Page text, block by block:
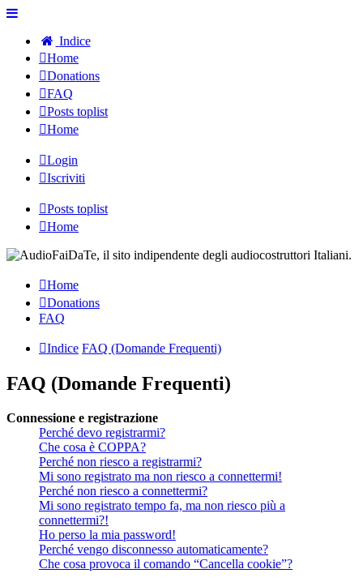
Indice
Home
Donations
FAQ
Posts toplist
Home
Login
Iscriviti
Posts toplist
Home
Home
Donations
FAQ
Indice FAQ (Domande Frequenti)
FAQ (Domande Frequenti)
Connessione e registrazione
Perché devo registrarmi?
Che cosa è COPPA?
Perché non riesco a registrarmi?
Mi sono registrato ma non riesco a connettermi!
Perché non riesco a connettermi?
Mi sono registrato tempo fa, ma non riesco più a
connettermi?!
Ho perso la mia password!
Perché vengo disconnesso automaticamente?
Che cosa provoca il comando “Cancella cookie”?